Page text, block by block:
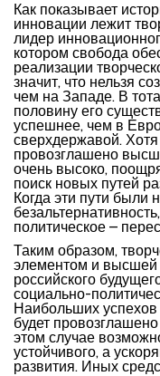
Как показывает
инновации лежит
лидер
котором свобода
реализации
значит, что нельзя
чем на Западе. В
половину его
успешнее, чем в
сверхдержавой.
провозглашено
очень высоко,
поиск новых путей
Когда эти пути были
политическое –
Таким образом,
элементом и высшей
российского
социально-
Наибольших успехов
будет
этом случае
устойчивого, а
развития. Иных